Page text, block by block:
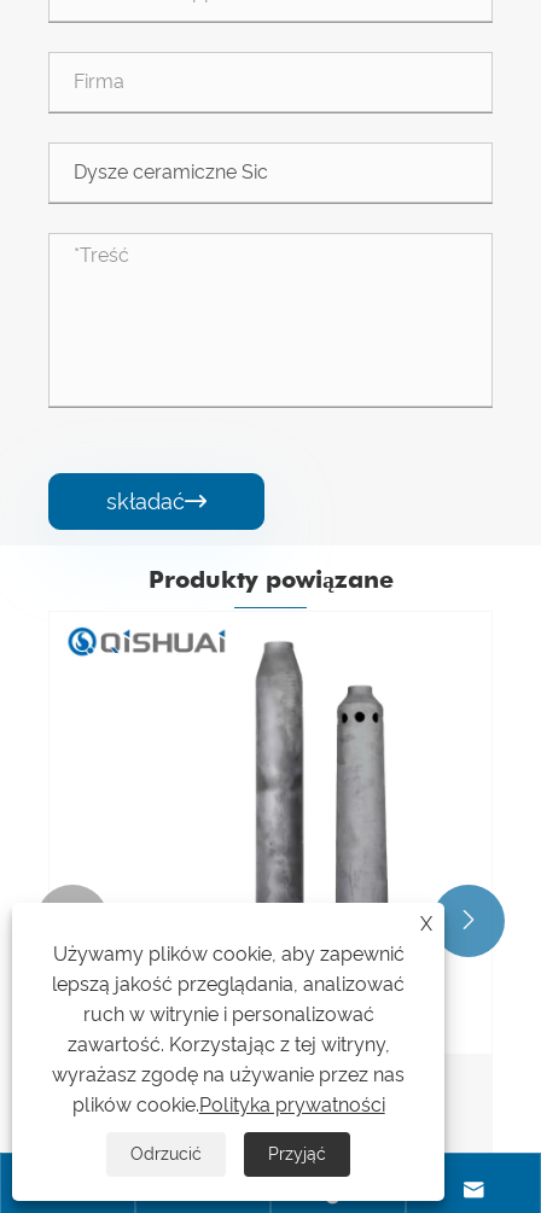
składać
Produkty powiązane
Dysze odsiarczające
Zobacz więcej >>


X
Używamy plików cookie, aby zapewnić
lepszą jakość przeglądania, analizować
ruch w witrynie i personalizować
zawartość. Korzystając z tej witryny,
wyrażasz zgodę na używanie przez nas
plików cookie.Polityka prywatności
Odrzucić Przyjąć